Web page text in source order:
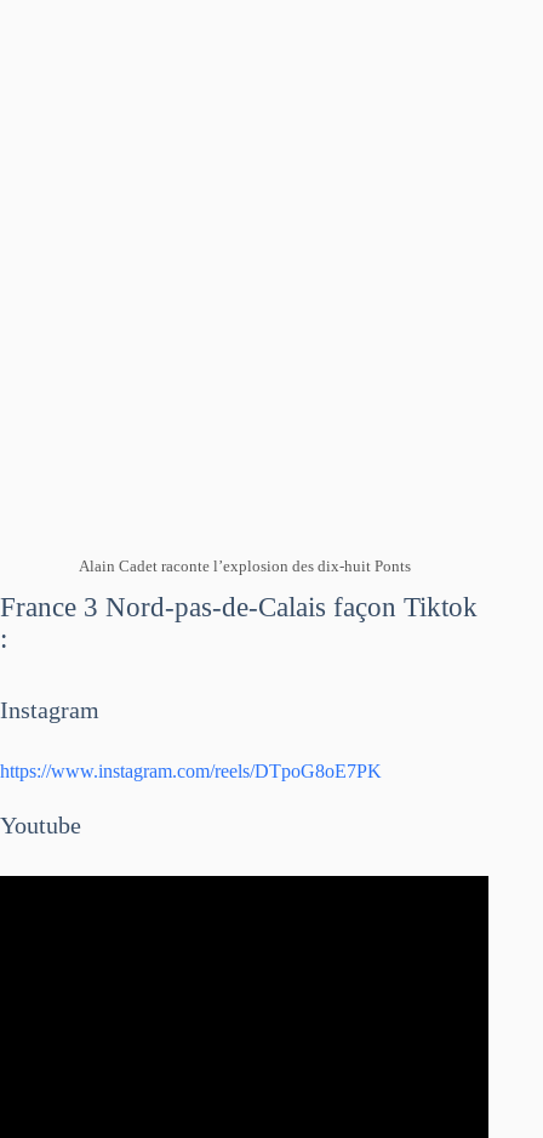
Alain Cadet raconte l’explosion des dix-huit Ponts
France 3 Nord-pas-de-Calais façon Tiktok
:
Instagram
https://www.instagram.com/reels/DTpoG8oE7PK
Youtube